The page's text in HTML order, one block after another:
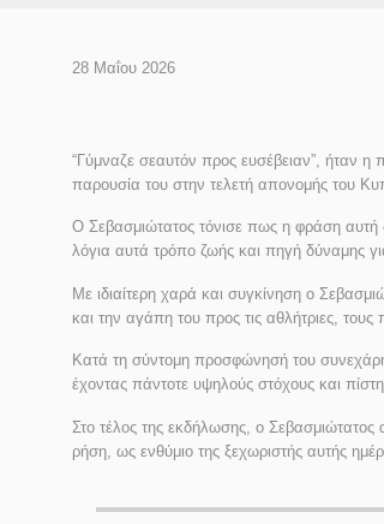
28 Μαΐου 2026
“Γύμναζε σεαυτόν προς ευσέβειαν”, ήταν
παρουσία του στην τελετή απονομής του
Ο Σεβασμιώτατος τόνισε πως η φράση αυτή
λόγια αυτά τρόπο ζωής και πηγή δύναμης
Με ιδιαίτερη χαρά και συγκίνηση ο
και την αγάπη του προς τις αθλήτριες,
Κατά τη σύντομη προσφώνησή του συνεχάρη
έχοντας πάντοτε υψηλούς στόχους και πίστη
Στο τέλος της εκδήλωσης, ο Σεβασμιώτατος
ρήση, ως ενθύμιο της ξεχωριστής αυτής